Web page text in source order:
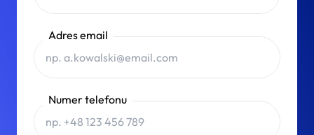
Adres email
Numer telefonu